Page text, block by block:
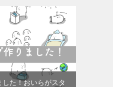
た！おいらがスタ